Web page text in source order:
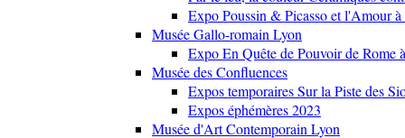
Expo Poussin & Picasso et l'Amour
Musée Gallo-romain Lyon
Expo En Quête de Pouvoir de Rome
Musée des Confluences
Expos temporaires Sur la Piste des
Expos éphémères 2023
Musée d'Art Contemporain Lyon